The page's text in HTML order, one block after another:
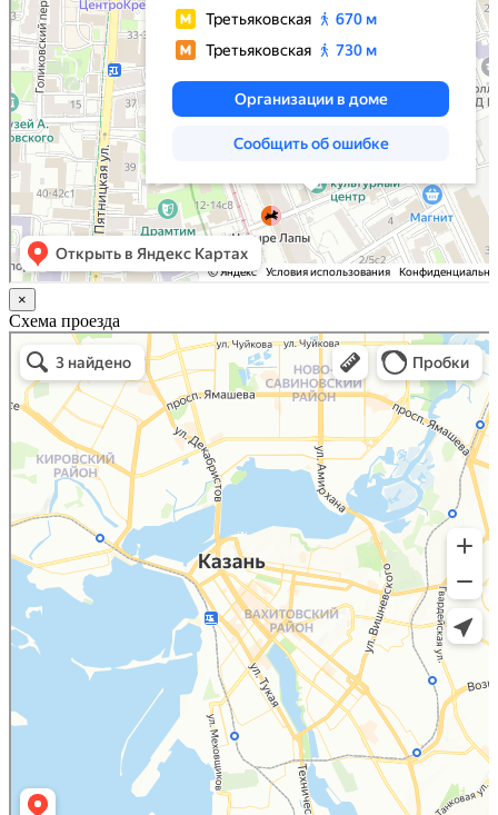
×
Схема проезда
Казань
Малый Татарский переулок, 8 на карте Москвы, ближайшее метро Новокузнецкая —
Яндекс.Карты